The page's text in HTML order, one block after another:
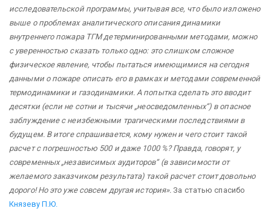
исследовательской программы, учитывая все, что было изложено
выше о проблемах аналитического описания динамики
внутреннего пожара ТГМ детерминированными методами, можно
с уверенностью сказать только одно: это слишком сложное
физическое явление, чтобы пытаться имеющимися на сегодня
данными о пожаре описать его в рамках и методами современной
термодинамики и газодинамики. А попытка сделать это вводит
десятки (если не сотни и тысячи „неосведомленных“) в опасное
заблуждение с неизбежными трагическими последствиями в
будущем. В итоге спрашивается, кому нужен и чего стоит такой
расчет с погрешностью 500 и даже 1000 %? Правда, говорят, у
современных „независимых аудиторов“ (в зависимости от
желаемого заказчиком результата) такой расчет стоит довольно
дорого! Но это уже совсем другая история». За статью спасибо
Князеву П.Ю.